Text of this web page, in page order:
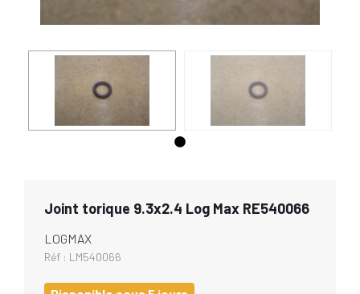
Joint torique 9.3x2.4 Log Max RE540066
LOGMAX
Réf : LM540066